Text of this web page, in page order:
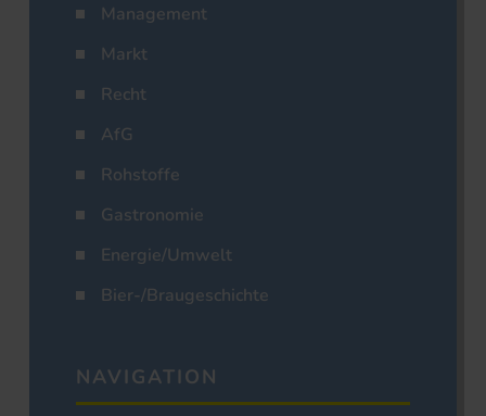
Management
Markt
Recht
AfG
Rohstoffe
Gastronomie
Energie/Umwelt
Bier-/Braugeschichte
NAVIGATION